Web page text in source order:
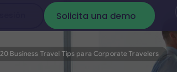
Iniciar sesión Solicita una
Solicita una demo
20 Business Travel Tips para Corporate Travelers